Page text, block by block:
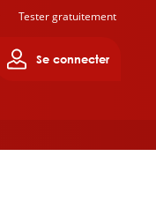
Se connecter
Tester gratuitement